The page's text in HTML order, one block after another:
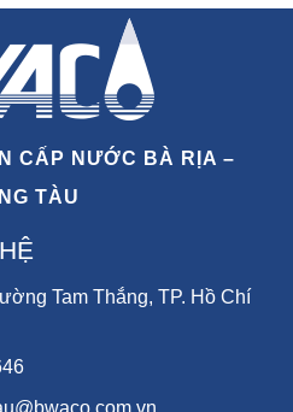
CẤP NƯỚC BÀ RỊA –
TÀU
Tam Thắng, TP. Hồ Chí